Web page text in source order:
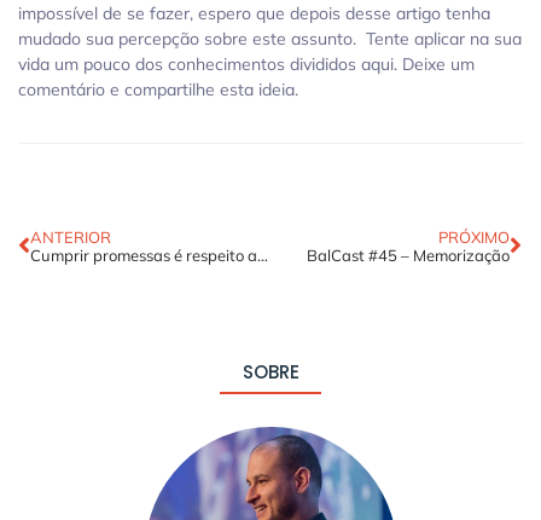
impossível de se fazer, espero que depois desse artigo tenha
mudado sua percepção sobre este assunto. Tente aplicar na sua
vida um pouco dos conhecimentos divididos aqui. Deixe um
comentário e compartilhe esta ideia.
ANTERIOR
Cumprir promessas é respeito ao próximo
PRÓXIMO
BalCast #45 – Memorização
SOBRE